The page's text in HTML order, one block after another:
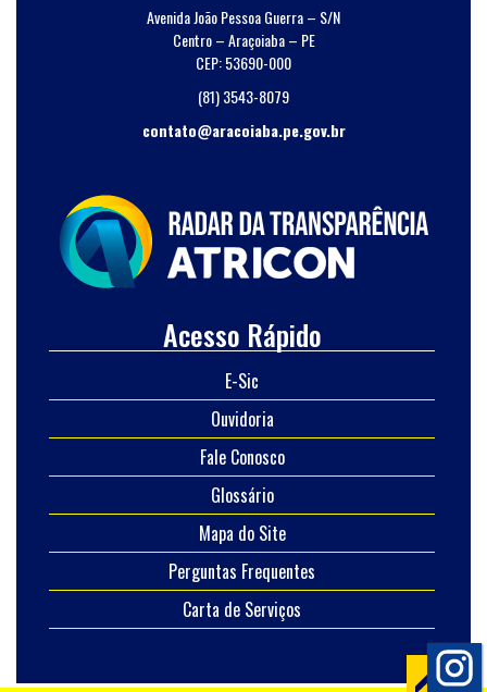
Avenida João Pessoa Guerra – S/N
Centro – Araçoiaba – PE
CEP: 53690-000
(81) 3543-8079
contato@aracoiaba.pe.gov.br
Acesso Rápido
E-Sic
Ouvidoria
Fale Conosco
Glossário
Mapa do Site
Perguntas Frequentes
Carta de Serviços